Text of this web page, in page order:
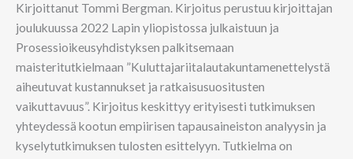
Kirjoittanut Tommi Bergman. Kirjoitus perustuu kirjoittajan
joulukuussa 2022 Lapin yliopistossa julkaistuun ja
Prosessioikeusyhdistyksen palkitsemaan
maisteritutkielmaan ”Kuluttajariitalautakuntamenettelystä
aiheutuvat kustannukset ja ratkaisusuositusten
vaikuttavuus”. Kirjoitus keskittyy erityisesti tutkimuksen
yhteydessä kootun empiirisen tapausaineiston analyysin ja
kyselytutkimuksen tulosten esittelyyn. Tutkielma on